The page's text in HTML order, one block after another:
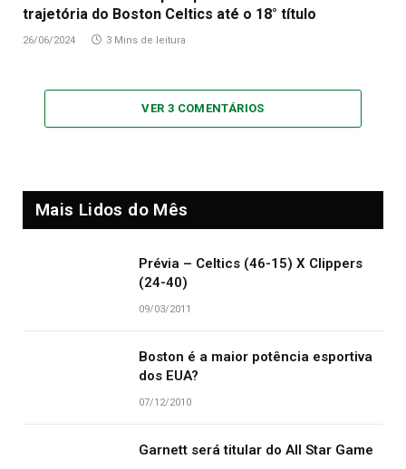
trajetória do Boston Celtics até o 18° título
26/06/2024 3 Mins de leitura
VER 3 COMENTÁRIOS
Mais Lidos do Mês
Prévia – Celtics (46-15) X Clippers
(24-40)
09/03/2011
Boston é a maior potência esportiva
dos EUA?
07/12/2010
Garnett será titular do All Star Game